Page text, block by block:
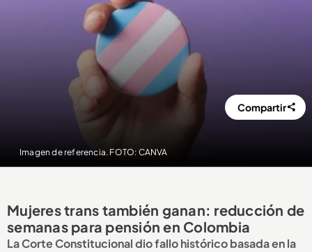
Imagen de referencia. FOTO: CANVA
Compartir
Mujeres trans también ganan: reducción de
semanas para pensión en Colombia
La Corte Constitucional dio fallo histórico basada en la